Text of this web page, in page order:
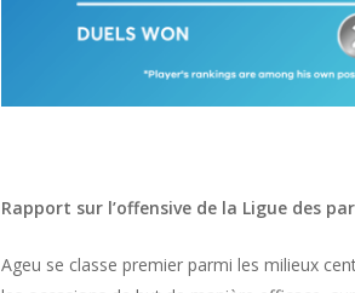
Rapport sur l’offensive de la Ligue des
Ageu se classe premier parmi les milieux